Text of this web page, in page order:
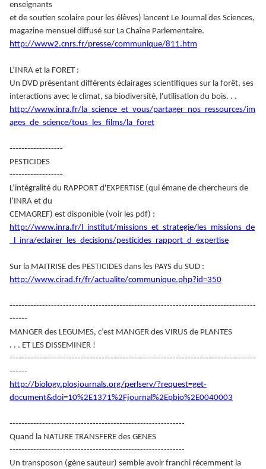
enseignants
et de soutien scolaire pour les élèves) lancent Le Journal des Sciences,
magazine mensuel diffusé sur La Chaîne Parlementaire.
http://www2.cnrs.fr/presse/communique/811.htm
L’INRA et la FORET :
Un DVD présentant différents éclairages scientifiques sur la forêt, ses
interactions avec le climat, sa biodiversité, l'utilisation du bois. . .
http://www.inra.fr/la_science_et_vous/partager_nos_ressources/im
ages_de_science/tous_les_films/la_foret
------------------
PESTICIDES
------------------
L’intégralité du RAPPORT d'EXPERTISE (qui émane de chercheurs de
l’INRA et du
CEMAGREF) est disponible (voir les pdf) :
http://www.inra.fr/l_institut/missions_et_strategie/les_missions_de
_l_inra/eclairer_les_decisions/pesticides_rapport_d_expertise
Sur la MAITRISE des PESTICIDES dans les PAYS du SUD :
http://www.cirad.fr/fr/actualite/communique.php?id=350
-----------------------------------------------------------------------------------
------
MANGER des LEGUMES, c’est MANGER des VIRUS de PLANTES
. . . ET LES DISSEMINER !
-----------------------------------------------------------------------------------
------
http://biology.plosjournals.org/perlserv/?request=get-
document&doi=10%2E1371%2Fjournal%2Epbio%2E0040003
-----------------------------------------------------------
Quand la NATURE TRANSFERE des GENES
-----------------------------------------------------------
Un transposon (gène sauteur) semble avoir franchi récemment la